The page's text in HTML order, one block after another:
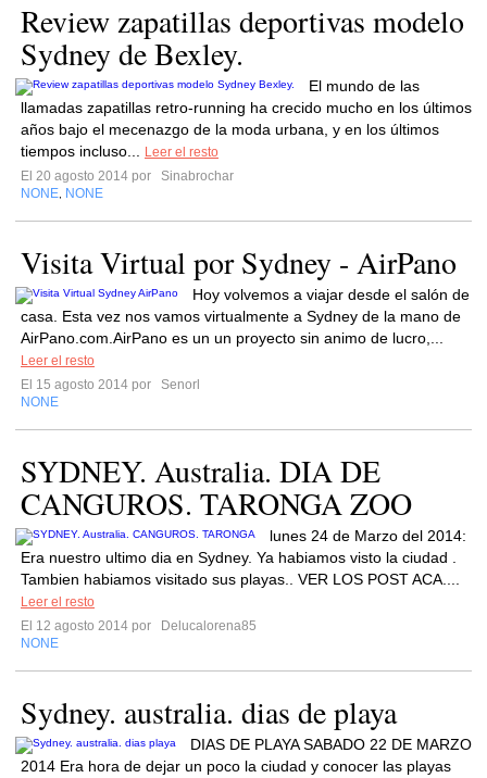
Review zapatillas deportivas modelo
Sydney de Bexley.
El mundo de las
llamadas zapatillas retro-running ha crecido mucho en los últimos
años bajo el mecenazgo de la moda urbana, y en los últimos
tiempos incluso...
Leer el resto
El 20 agosto 2014 por
Sinabrochar
NONE NONE
Visita Virtual por Sydney - AirPano
Hoy volvemos a viajar desde el salón de
casa. Esta vez nos vamos virtualmente a Sydney de la mano de
AirPano.com.AirPano es un un proyecto sin animo de lucro,...
Leer el resto
El 15 agosto 2014 por
Senorl
NONE
SYDNEY. Australia. DIA DE
CANGUROS. TARONGA ZOO
lunes 24 de Marzo del 2014:
Era nuestro ultimo dia en Sydney. Ya habiamos visto la ciudad .
Tambien habiamos visitado sus playas.. VER LOS POST ACA....
Leer el resto
El 12 agosto 2014 por
Delucalorena85
NONE
Sydney. australia. dias de playa
DIAS DE PLAYA SABADO 22 DE MARZO
2014 Era hora de dejar un poco la ciudad y conocer las playas